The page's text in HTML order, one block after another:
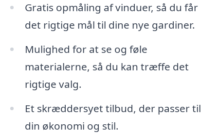
Gratis opmåling af vinduer, så du får
det rigtige mål til dine nye gardiner.
Mulighed for at se og føle
materialerne, så du kan træffe det
rigtige valg.
Et skræddersyet tilbud, der passer til
din økonomi og stil.